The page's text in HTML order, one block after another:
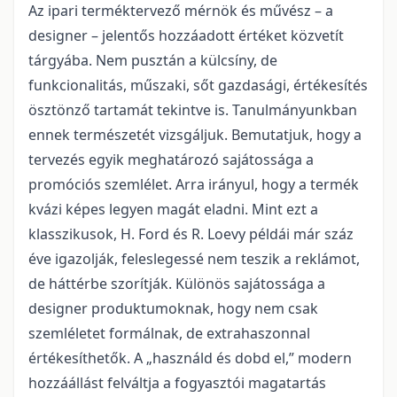
Az ipari terméktervező mérnök és művész – a
designer – jelentős hozzáadott értéket közvetít
tárgyába. Nem pusztán a külcsíny, de
funkcionalitás, műszaki, sőt gazdasági, értékesítés
ösztönző tartamát tekintve is. Tanulmányunkban
ennek természetét vizsgáljuk. Bemutatjuk, hogy a
tervezés egyik meghatározó sajátossága a
promóciós szemlélet. Arra irányul, hogy a termék
kvázi képes legyen magát eladni. Mint ezt a
klasszikusok, H. Ford és R. Loevy példái már száz
éve igazolják, feleslegessé nem teszik a reklámot,
de háttérbe szorítják. Különös sajátossága a
designer produktumoknak, hogy nem csak
szemléletet formálnak, de extrahaszonnal
értékesíthetők. A „használd és dobd el,” modern
hozzáállást felváltja a fogyasztói magatartás